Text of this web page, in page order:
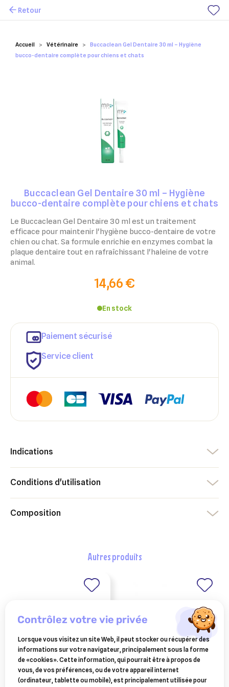
Mes favoris
Accueil Vétérinaire
Buccaclean Gel Dentaire 30 ml – Hygiène
bucco-dentaire complète pour chiens et chats
Retour
Buccaclean Gel Dentaire 30 ml – Hygiène
bucco-dentaire complète pour chiens et chats
Le Buccaclean Gel Dentaire 30 ml est un traitement
efficace pour maintenir l'hygiène bucco-dentaire de votre
chien ou chat. Sa formule enrichie en enzymes combat la
plaque dentaire tout en rafraîchissant l'haleine de votre
animal.
14,66 €
En stock
Paiement sécurisé
Service client
Indications
Conditions d'utilisation
Composition
autres produits
crayon marqueur
raidex à l'unité pour le
TVM
locox 1200 comprimés
Ajouter à ma liste d'envies
Créer une nouvelle liste
Créer une liste d'envies
Connexion
Vous devez être connecté pour ajouter des produits à votre
contrôlez votre vie privée
Lorsque vous visitez un site Web, il peut stocker ou récupérer des
informations sur votre navigateur, principalement sous la forme
de «cookies». Cette information, qui pourrait être à propos de
vous, de vos préférences, ou de votre appareil internet
(ordinateur, tablette ou mobile), est principalement utilisée pour